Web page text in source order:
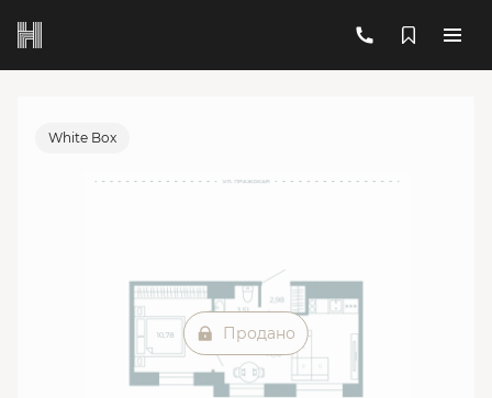
1-комнатная Цена по запросу
Ипотека
White Box
Продано